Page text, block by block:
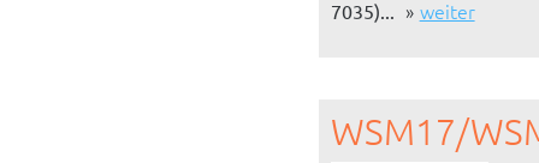
7035)...
weiter
WSM17/